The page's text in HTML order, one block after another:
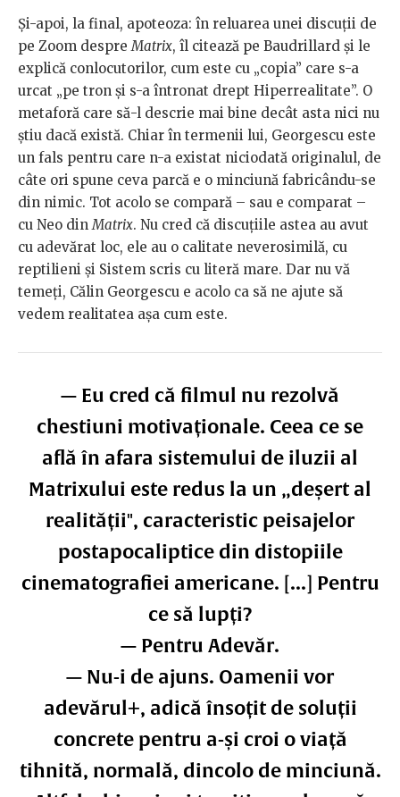
Și-apoi, la final, apoteoza: în reluarea unei discuții de
pe Zoom despreMatrix, îl citează pe Baudrillard și le
explică conlocutorilor, cum este cu „copia” care s-a
urcat „pe tron și s-a întronat drept Hiperrealitate”. O
metaforă care să-l descrie mai bine decât asta nici nu
știu dacă există. Chiar în termenii lui, Georgescu este
un fals pentru care n-a existat niciodată originalul, de
câte ori spune ceva parcă e o minciună fabricându-se
din nimic. Tot acolo se compară – sau e comparat –
cu Neo dinMatrix. Nu cred că discuțiile astea au avut
cu adevărat loc, ele au o calitate neverosimilă, cu
reptilieni și Sistem scris cu literă mare. Dar nu vă
temeți, Călin Georgescu e acolo ca să ne ajute să
vedem realitatea așa cum este.
— Eu cred că filmul nu rezolvă
chestiuni motivaționale. Ceea ce se
află în afara sistemului de iluzii al
Matrixului este redus la un „deșert al
realității", caracteristic peisajelor
postapocaliptice din distopiile
cinematografiei americane. [...] Pentru
ce să lupți?
— Pentru Adevăr.
— Nu-i de ajuns. Oamenii vor
adevărul+, adică însoțit de soluții
concrete pentru a-și croi o viață
tihnită, normală, dincolo de minciună.